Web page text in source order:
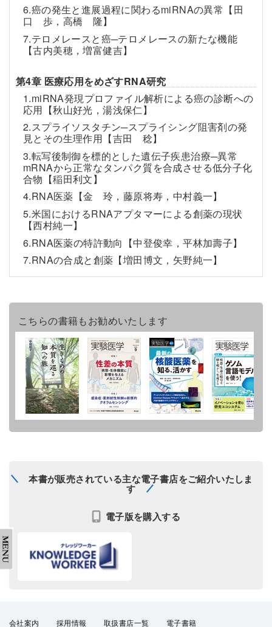
6.癌の発生と進展過程に関わるmiRNAの異常【田
口 歩，高橋 隆】
7.テロメレースと癌─テロメレースの新たな機能
【古内美穂，増富健吉】
第4章 医療応用をめざすRNA研究
1.miRNA発現プロファイル解析による癌の診断への
応用【秋山好光，湯浅保仁】
2.スプライソスタチン─スプライシング阻害剤の発
見とその生理作用【吉田 稔】
3.転写後制御を標的とした遺伝子疾患治療─異常
mRNAから正常なタンパク質を合成させる低分子化
合物【稲田利文】
4.RNA医薬【金 玲，藤原将寿，中村義一】
5.米国におけるRNAアプタマーによる創薬の現状
【西村純一】
6.RNA医薬の特許動向【中登俊幸，平林加壽子】
7.RNAの合成と創薬【増田博文，矢野純一】
こちらの書籍もお勧めいたします
本書が販売されている主な電子書店をご紹介いたしま
す
電子版を購入する
会社案内 採用情報 取扱書店一覧 電子書籍